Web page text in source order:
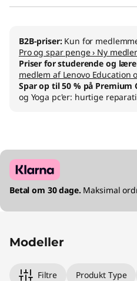
B2B-priser: Kun for
Pro og spar penge › Ny
Priser for studerende og
medlem af Lenovo Education
Spar op til 50 % på Premium
og Yoga pc'er: hurtige
Betal om 30 dage. Maksimal
Modeller
Filtre Produkt Type